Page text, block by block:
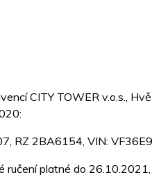
CITY TOWER v.o.s.,
RZ 2BA6154, VIN:
ručení platné do